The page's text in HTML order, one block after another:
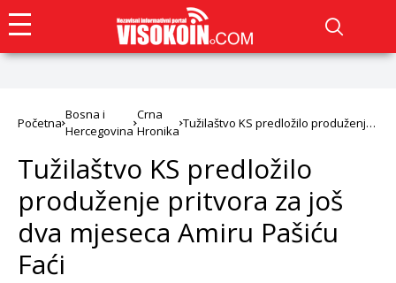
Početna
Bosna i
Hercegovina
Crna
Hronika
Tužilaštvo KS predložilo produženje
Tužilaštvo KS predložilo
produženje pritvora za još
dva mjeseca Amiru Pašiću
Faći